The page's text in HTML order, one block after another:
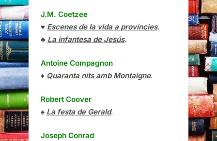
J.M. Coetzee
♥ Escenes de la vida a províncies.
♣ La infantesa de Jesús.
Antoine Compagnon
♦ Quaranta nits amb Montaigne.
Robert Coover
♠ La festa de Gerald.
Joseph Conrad